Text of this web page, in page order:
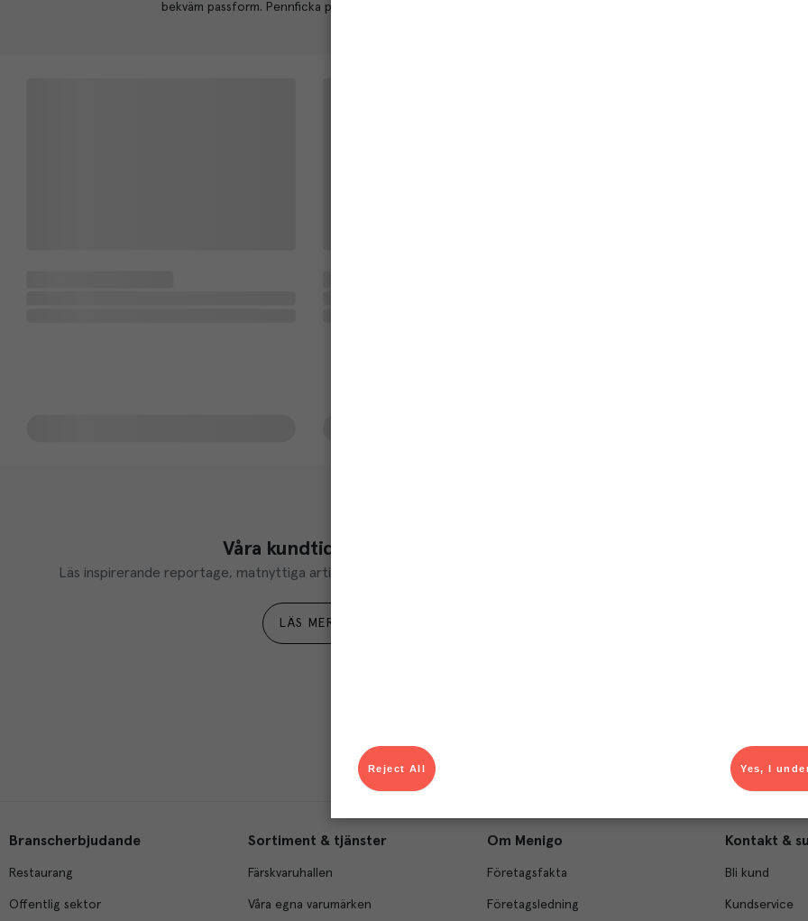
bekväm passform. Pennficka på ärmen och tryckknappar framtill. Förklädeshank.
Våra kundtidningar
Läs inspirerande reportage, matnyttiga artiklar och ta del av aktuella kampanjer.
LÄS MER
Du som är Menigo-
Branscherbjudande
Restaurang
Offentlig sektor
Sortiment & tjänster
Färskvaruhallen
Våra egna varumärken
Om Menigo
Företagsfakta
Företagsledning
Kontakt &
Bli kund
Kundservice
Yes, I
Reject All